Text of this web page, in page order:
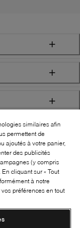
similaires afin
permettent de
ajoutés à votre panier,
des publicités
(y compris
cliquant sur « Tout
à notre
préférences en tout